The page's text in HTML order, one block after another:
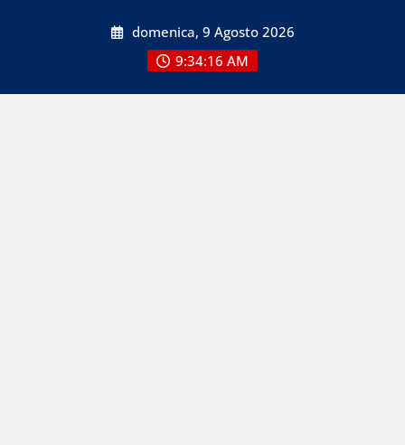
domenica, 9 Agosto 2026
9:34:16 AM